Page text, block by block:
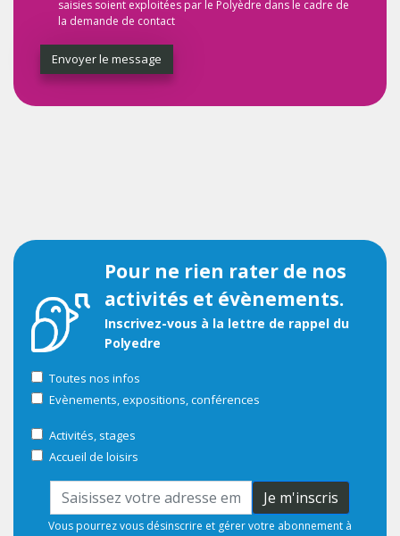
saisies soient exploitées par le Polyèdre dans le cadre de
la demande de contact
Envoyer le message
Pour ne rien rater de nos
activités et évènements.
Inscrivez-vous à la lettre de rappel du
Polyedre
Toutes nos infos
Evènements, expositions, conférences
Activités, stages
Accueil de loisirs
Je m'inscris
Vous pourrez vous désinscrire et gérer votre abonnement à